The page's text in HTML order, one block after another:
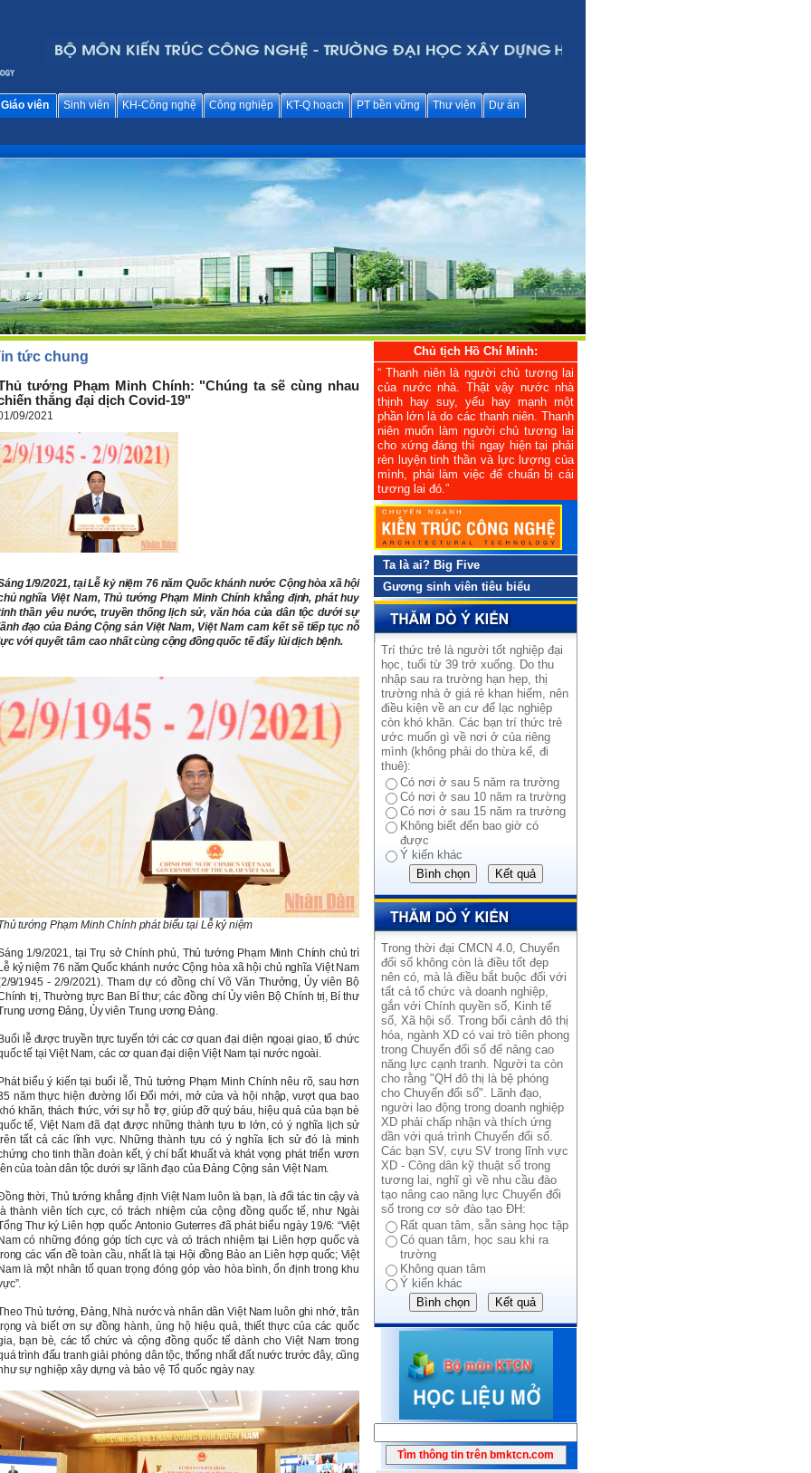
Giáo viên Sinh viên KH-Công nghệ Công nghiệp KT-Q.hoạch PT bền vững Thư viện Dự án
tức chung
tướng Phạm Minh Chính: "Chúng ta sẽ cùng nhau
thắng đại dịch Covid-19"
09/2021
1/9/2021, tại Lễ kỷ niệm 76 năm Quốc khánh nước Cộng hòa xã hội
nghĩa Việt Nam, Thủ tướng Phạm Minh Chính khẳng định, phát huy
thần yêu nước, truyền thống lịch sử, văn hóa của dân tộc dưới sự
đạo của Đảng Cộng sản Việt Nam, Việt Nam cam kết sẽ tiếp tục nỗ
với quyết tâm cao nhất cùng cộng đồng quốc tế đẩy lùi dịch bệnh.
tướng Phạm Minh Chính phát biểu tại Lễ kỷ niệm
1/9/2021, tại Trụ sở Chính phủ, Thủ tướng Phạm Minh Chính chủ trì
Lễ kỷ niệm 76 năm Quốc khánh nước Cộng hòa xã hội chủ nghĩa Việt Nam
9/1945 - 2/9/2021). Tham dự có đồng chí Võ Văn Thưởng, Ủy viên Bộ
trị, Thường trực Ban Bí thư; các đồng chí Ủy viên Bộ Chính trị, Bí thư
ương Đảng, Ủy viên Trung ương Đảng.
Buổi lễ được truyền trực tuyến tới các cơ quan đại diện ngoại giao, tổ chức
tế tại Việt Nam, các cơ quan đại diện Việt Nam tại nước ngoài.
Phát biểu ý kiến tại buổi lễ, Thủ tướng Phạm Minh Chính nêu rõ, sau hơn
năm thực hiện đường lối Đổi mới, mở cửa và hội nhập, vượt qua bao
khó khăn, thách thức, với sự hỗ trợ, giúp đỡ quý báu, hiệu quả của bạn bè
tế, Việt Nam đã đạt được những thành tựu to lớn, có ý nghĩa lịch sử
tất cả các lĩnh vực. Những thành tựu có ý nghĩa lịch sử đó là minh
cho tinh thần đoàn kết, ý chí bất khuất và khát vọng phát triển vươn
lên của toàn dân tộc dưới sự lãnh đạo của Đảng Cộng sản Việt Nam.
thời, Thủ tướng khẳng định Việt Nam luôn là bạn, là đối tác tin cậy và
là thành viên tích cực, có trách nhiệm của cộng đồng quốc tế, như Ngài
Thư ký Liên hợp quốc Antonio Guterres đã phát biểu ngày 19/6: “Việt
Nam có những đóng góp tích cực và có trách nhiệm tại Liên hợp quốc và
các vấn đề toàn cầu, nhất là tại Hội đồng Bảo an Liên hợp quốc; Việt
Nam là một nhân tố quan trọng đóng góp vào hòa bình, ổn định trong khu
Thủ tướng, Đảng, Nhà nước và nhân dân Việt Nam luôn ghi nhớ, trân
và biết ơn sự đồng hành, ủng hộ hiệu quả, thiết thực của các quốc
bạn bè, các tổ chức và cộng đồng quốc tế dành cho Việt Nam trong
trình đấu tranh giải phóng dân tộc, thống nhất đất nước trước đây, cũng
sự nghiệp xây dựng và bảo vệ Tổ quốc ngày nay.
Chủ tịch Hồ Chí Minh:
“ Thanh niên là người chủ tương lai
của nước nhà. Thật vậy nước nhà
thịnh hay suy, yếu hay mạnh một
phần lớn là do các thanh niên. Thanh
niên muốn làm người chủ tương lai
cho xứng đáng thì ngay hiện tại phải
rèn luyện tinh thần và lực lượng của
mình, phải làm việc để chuẩn bị cái
tương lai đó.”
Ta là ai? Big Five
Gương sinh viên tiêu biểu
Trí thức trẻ là người tốt nghiệp đại
học, tuổi từ 39 trở xuống. Do thu
nhập sau ra trường hạn hẹp, thị
trường nhà ở giá rẻ khan hiếm, nên
điều kiện về an cư để lạc nghiệp
còn khó khăn. Các bạn trí thức trẻ
ước muốn gì về nơi ở của riêng
mình (không phải do thừa kế, đi
thuê):
Có nơi ở sau 5 năm ra trường
Có nơi ở sau 10 năm ra trường
Có nơi ở sau 15 năm ra trường
Không biết đến bao giờ có
được
Ý kiến khác
Trong thời đại CMCN 4.0, Chuyển
đổi số không còn là điều tốt đẹp
nên có, mà là điều bắt buộc đối với
tất cả tổ chức và doanh nghiệp,
gắn với Chính quyền số, Kinh tế
số, Xã hội số. Trong bối cảnh đô thị
hóa, ngành XD có vai trò tiên phong
trong Chuyển đổi số đế nâng cao
năng lực cạnh tranh. Người ta còn
cho rằng "QH đô thị là bệ phóng
cho Chuyển đổi số". Lãnh đạo,
người lao động trong doanh nghiệp
XD phải chấp nhận và thích ứng
dần với quá trình Chuyển đổi số.
Các bạn SV, cựu SV trong lĩnh vực
XD - Công dân kỹ thuật số trong
tương lai, nghĩ gì về nhu cầu đào
tạo nâng cao năng lực Chuyển đổi
số trong cơ sở đào tạo ĐH:
Rất quan tâm, sẵn sàng học tập
Có quan tâm, học sau khi ra
trường
Không quan tâm
Ý kiến khác